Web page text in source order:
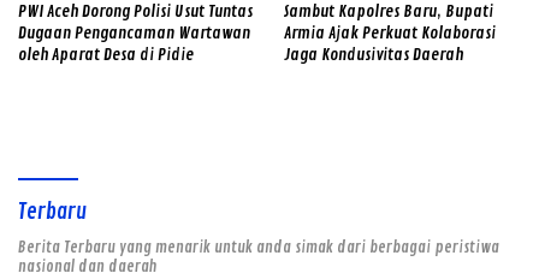
PWI Aceh Dorong Polisi Usut Tuntas
Dugaan Pengancaman Wartawan
oleh Aparat Desa di Pidie
Sambut Kapolres Baru, Bupati
Armia Ajak Perkuat Kolaborasi
Jaga Kondusivitas Daerah
Terbaru
Berita Terbaru yang menarik untuk anda simak dari berbagai peristiwa
nasional dan daerah